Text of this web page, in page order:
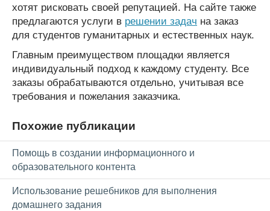
хотят рисковать своей репутацией. На сайте также
предлагаются услуги в решении задач на заказ
для студентов гуманитарных и естественных наук.
Главным преимуществом площадки является
индивидуальный подход к каждому студенту. Все
заказы обрабатываются отдельно, учитывая все
требования и пожелания заказчика.
Похожие публикации
Помощь в создании информационного и
образовательного контента
Использование решебников для выполнения
домашнего задания